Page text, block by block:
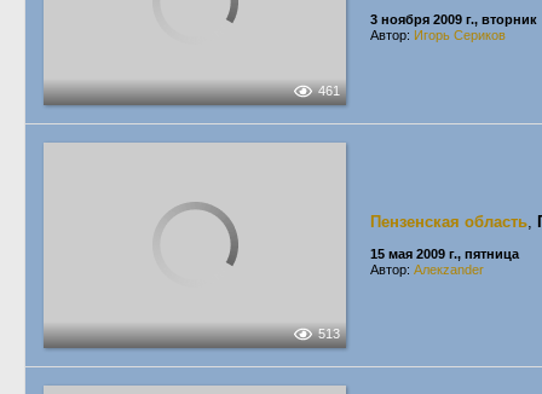
461
3 ноября 2009 г., вторник
Автор: Игорь Сериков
513
Пензенская область,
15 мая 2009 г., пятница
Автор: Алекzander